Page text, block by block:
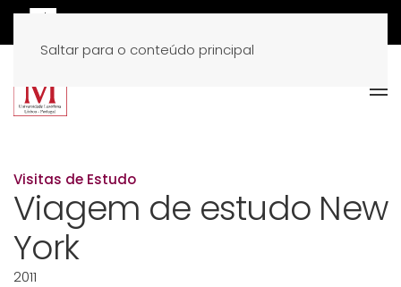
Saltar para o conteúdo principal
Visitas de Estudo
Viagem de estudo New
York
2011